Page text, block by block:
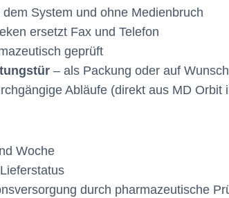
System und ohne Medienbruch
ersetzt Fax und Telefon
geprüft
– als Packung oder auf
Abläufe (direkt aus MD Orbit
Woche
durch pharmazeutische